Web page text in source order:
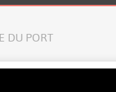
DU PORT